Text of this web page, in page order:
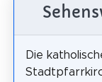
Die